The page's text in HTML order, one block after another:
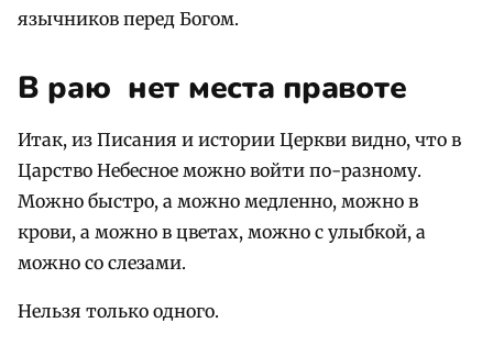
язычников перед Богом.
В раю нет места правоте
Итак, из Писания и истории Церкви видно, что в
Царство Небесное можно войти по-разному.
Можно быстро, а можно медленно, можно в
крови, а можно в цветах, можно с улыбкой, а
можно со слезами.
Нельзя только одного.